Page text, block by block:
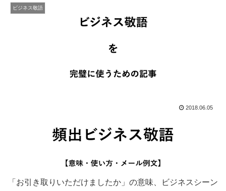
ビジネス敬語
2018.06.05
「お引き取りいただけましたか」の意味、ビジネスシーン